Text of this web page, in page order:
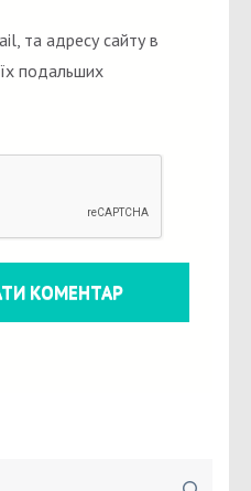
та адресу сайту в
подальших